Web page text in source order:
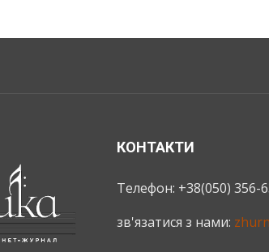
КОНТАКТИ
Телефон: +38(050) 356-
зв'язатися з нами: